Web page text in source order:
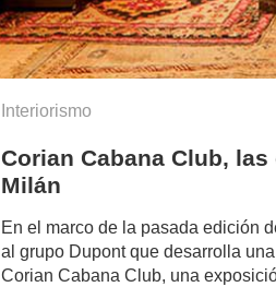
Interiorismo
Corian Cabana Club,
Milán
En el marco de la pasada edición
al grupo Dupont que desarrolla
Corian Cabana Club, una